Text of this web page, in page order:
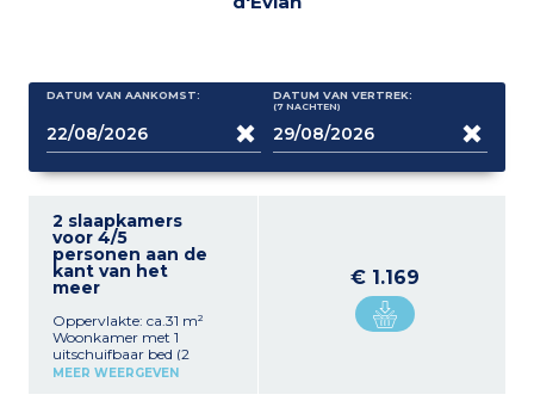
DATUM VAN AANKOMST: DATUM VAN VERTREK:
(7 NACHTEN)
2 slaapkamers
voor 4/5
personen aan de
kant van het
meer
Oppervlakte: ca.31 m²
Woonkamer met 1
uitschuifbaar bed (2
personen) Slaapkamer
MEER WEERGEVEN
€ 1.169